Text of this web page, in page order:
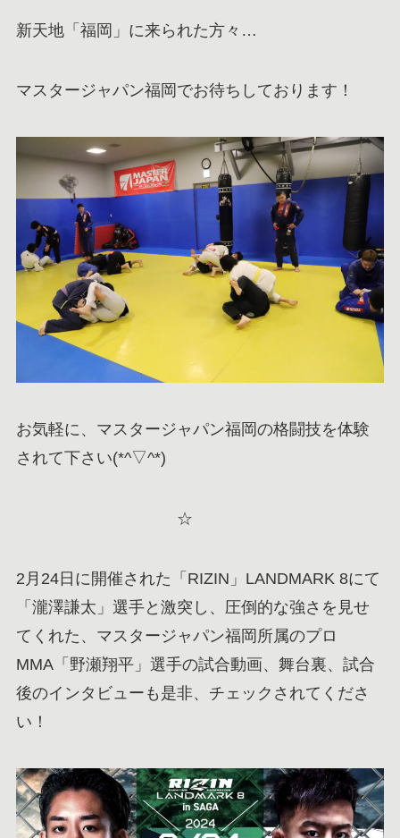
新天地「福岡」に来られた方々…
マスタージャパン福岡でお待ちしております！
お気軽に、マスタージャパン福岡の格闘技を体験
されて下さい(*^▽^*)
☆
2月24日に開催された「RIZIN」LANDMARK 8にて
「瀧澤謙太」選手と激突し、圧倒的な強さを見せ
てくれた、マスタージャパン福岡所属のプロ
MMA「野瀬翔平」選手の試合動画、舞台裏、試合
後のインタビューも是非、チェックされてくださ
い！